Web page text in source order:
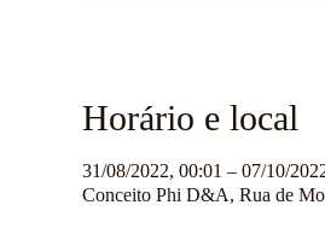
Horário e local
31/08/2022, 00:01 – 07/10/
Conceito Phi D&A, Rua de